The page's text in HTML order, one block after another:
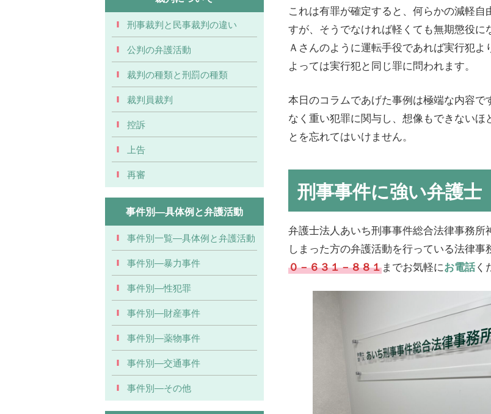
これは有罪が確定すると、何らかの減軽
すが、そうでなければ軽くても無期懲役に
Ａさんのように運転手役であれば実行犯
よっては実行犯と同じ罪に問われます。
本日のコラムであげた事例は極端な内容
なく重い犯罪に関与し、想像もできない
とを忘れてはいけません。
刑事事件に強い弁護士
弁護士法人あいち刑事事件総合法律事務
しまった方の弁護活動を行っている法律
０－６３１－８８１までお気軽にお電話く
刑事裁判と民事裁判の違い
公判の弁護活動
裁判の種類と刑罰の種類
裁判員裁判
控訴
上告
再審
事件別―具体例と弁護活動
事件別一覧―具体例と弁護活動
事件別―暴力事件
事件別―性犯罪
事件別―財産事件
事件別―薬物事件
事件別―交通事件
事件別―その他